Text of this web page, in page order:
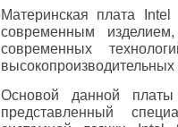
Материнская плата
современным
современных
Основой данной
представленный